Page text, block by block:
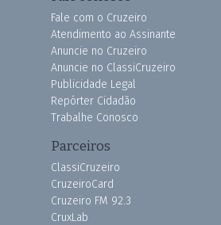
Fale com o Cruzeiro
Atendimento ao Assinante
Anuncie no Cruzeiro
Anuncie no ClassiCruzeiro
Publicidade Legal
Repórter Cidadão
Trabalhe Conosco
Parceiros
ClassiCruzeiro
CruzeiroCard
Cruzeiro FM 92.3
CruxLab